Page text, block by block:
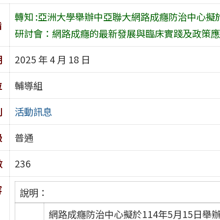
轉知 :亞洲大學舉辦中亞聯大網路成癮防治中心
研討會：網路成癮的最新發展與臨床實踐及政策
2025 年 4 月 18 日
輔導組
活動訊息
普通
236
說明：
網路成癮防治中心擬於114年5月15日舉